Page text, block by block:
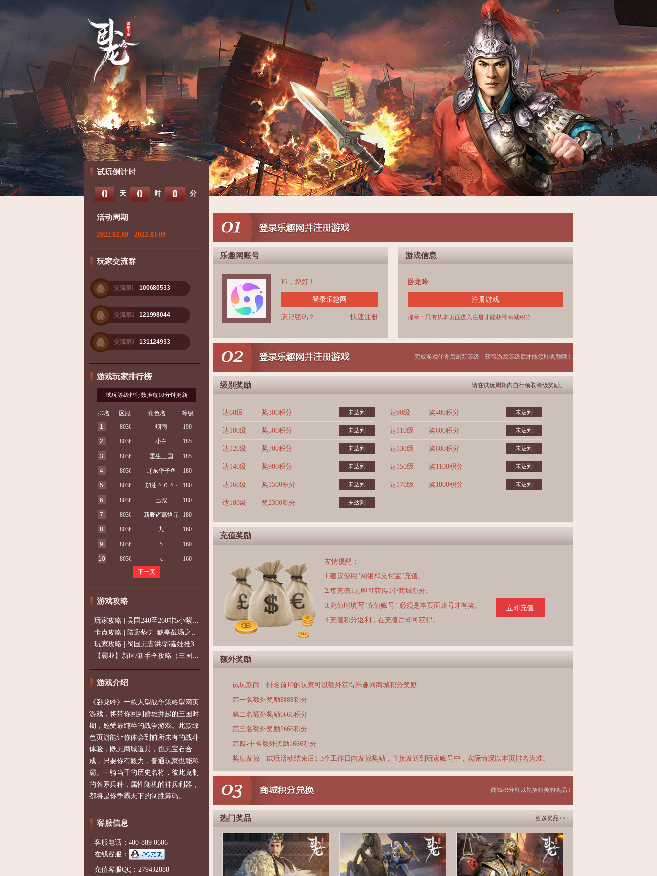
试玩倒计时
0 天 0 时 0 分
活动周期
2022.02.09 - 2022.03.09
玩家交流群
交流群1 100680533
交流群2 121998044
交流群3 131124933
游戏玩家排行榜
试玩等级排行数据每10分钟更新
排名 区服 角色名
等级
1
8036 烟雨 190
2 8036 小白 185
3 8036 重生三国 185
4 8036 辽东华子鱼 180
5 8036 加油＾０＾~ 180
6 8036 巴叔 180
7 8036 新野诸葛恪元 180
8 8036 九 160
9 8036 5 160
10 8036 c
160
下一页
游戏攻略
玩家攻略 | 吴国240至260非5小紫过策免
卡点攻略 | 陆逊势力-猇亭战场之陆逊
玩家攻略 | 蜀国无曹洪/郭嘉娃推375级，
【霸业】新区/新手全攻略（三国通用）2
游戏介绍
《卧龙吟》一款大型战争策略型网页
游戏，将带你回到群雄并起的三国时
期，感受最纯粹的战争游戏。此款绿
色页游能让你体会到前所未有的战斗
体验，既无商城道具，也无宝石合
成，只要你有毅力，普通玩家也能称
霸。一骑当千的历史名将，彼此克制
的各系兵种，属性随机的神兵利器，
都将是你争霸天下的制胜筹码。
客服信息
客服电话：400-889-0606
在线客服：
充值客服QQ：279432888
乐趣网账号
Hi，您好！
登录乐趣网
快速注册
忘记密码？
游戏信息
卧龙吟
注册游戏
提示：只有从本页面进入注册才能获得商城积分
完成游戏任务后刷新等级，获得游戏等级后才能领取奖励哦！
级别奖励 请在试玩周期内自行领取等级奖励。
达60级 奖300积分 未达到 达90级 奖400积分 未达到
达100级 奖500积分 未达到 达110级 奖600积分 未达到
达120级 奖700积分 未达到 达130级 奖800积分 未达到
达140级 奖900积分 未达到 达150级 奖1100积分 未达到
达160级 奖1500积分 未达到 达170级 奖1800积分 未达到
达180级 奖2300积分 未达到
充值奖励
友情提醒：
1.建议使用"网银和支付宝"充值。
2.每充值1元即可获得1个商城积分。
3.充值时填写"充值账号" 必须是本页面账号才有奖。
4.充值积分返利，在充值后即可获得。
立即充值
额外奖励
试玩期间，排名前10的玩家可以额外获得乐趣网商城积分奖励
第一名额外奖励8888积分
第二名额外奖励6666积分
第三名额外奖励2666积分
第四-十名额外奖励1666积分
奖励发放：试玩活动结束后1-3个工作日内发放奖励，直接发送到玩家账号中，实际情况以本页排名为准。
商城积分可以兑换精美的奖品！
热门奖品 更多奖品>>